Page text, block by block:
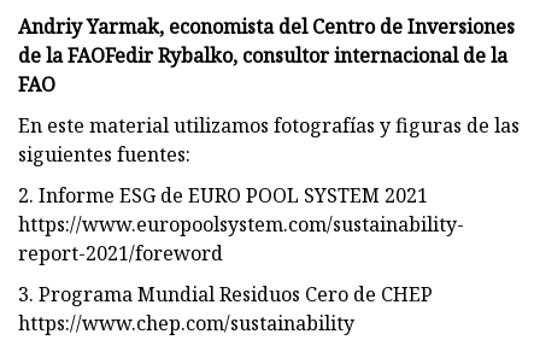
Andriy Yarmak, economista del Centro de Inversiones
de la FAOFedir Rybalko, consultor internacional de la
FAO
En este material utilizamos fotografías y figuras de las
siguientes fuentes:
2. Informe ESG de EURO POOL SYSTEM 2021
https://www.europoolsystem.com/sustainability-
report-2021/foreword
3. Programa Mundial Residuos Cero de CHEP
https://www.chep.com/sustainability